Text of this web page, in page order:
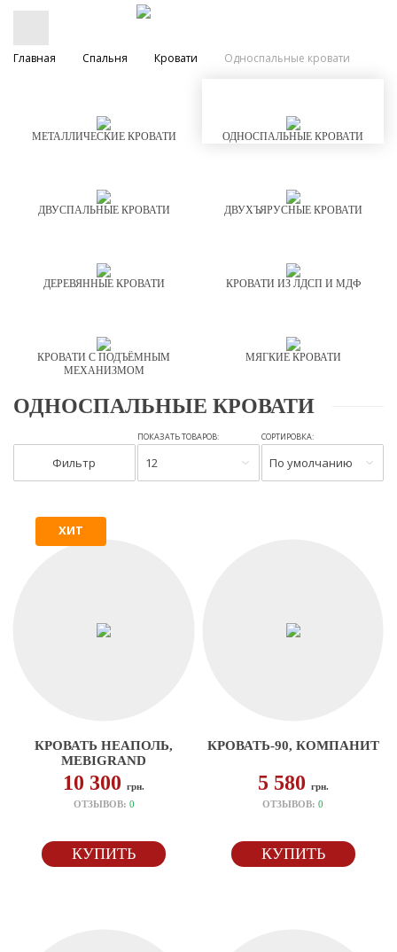
Главная Спальня Кровати Односпальные кровати
МЕТАЛЛИЧЕСКИЕ КРОВАТИ ОДНОСПАЛЬНЫЕ КРОВАТИ
ДВУСПАЛЬНЫЕ КРОВАТИ ДВУХЪЯРУСНЫЕ КРОВАТИ
ДЕРЕВЯННЫЕ КРОВАТИ КРОВАТИ ИЗ ЛДСП И МДФ
КРОВАТИ С ПОДЪЁМНЫМ
МЕХАНИЗМОМ
МЯГКИЕ КРОВАТИ
ОДНОСПАЛЬНЫЕ КРОВАТИ
Фильтр
ПОКАЗАТЬ ТОВАРОВ:
12
СОРТИРОВКА:
По умолчанию
ХИТ
КРОВАТЬ НЕАПОЛЬ,
MEBIGRAND
10 300грн.
ОТЗЫВОВ: 0
КУПИТЬ
КРОВАТЬ-90, КОМПАНИТ
5 580 грн.
ОТЗЫВОВ:0
КУПИТЬ